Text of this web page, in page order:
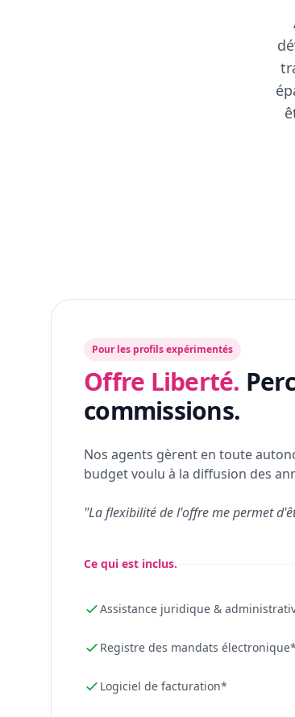
Pour les profils expérimentés
Offre Liberté.
commissions.
Nos agents gèrent en toute
budget voulu à la diffusion des
"La flexibilité de l'offre me permet
Ce qui est inclus.
Assistance juridique &
Registre des mandats électronique*
Logiciel de facturation*